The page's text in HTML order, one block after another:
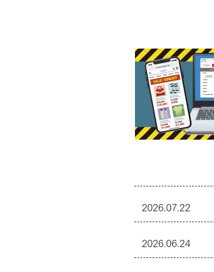
2026.07.22
2026.06.24